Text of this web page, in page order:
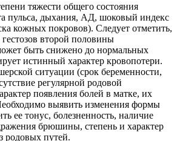
тяжести общего состояния
пульса, дыхания, АД, шоковый индекс
кожных покровов). Следует отметить,
второй половины
быть снижено до нормальных
истинный характер кровопотери.
ситуации (срок беременности,
регулярной родовой
появления болей в матке, их
выявить изменения формы
ее тонус, болезненность, наличие
брюшины, степень и характер
родовых путей.